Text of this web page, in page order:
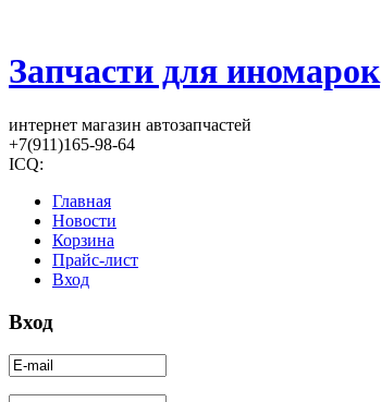
Запчасти для иномарок
интернет магазин автозапчастей
+7(911)165-98-64
ICQ:
Главная
Новости
Корзина
Прайс-лист
Вход
Вход